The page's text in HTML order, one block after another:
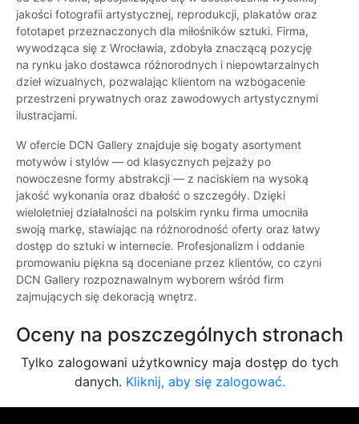
jakości fotografii artystycznej, reprodukcji, plakatów oraz
fototapet przeznaczonych dla miłośników sztuki. Firma,
wywodząca się z Wrocławia, zdobyła znaczącą pozycję
na rynku jako dostawca różnorodnych i niepowtarzalnych
dzieł wizualnych, pozwalając klientom na wzbogacenie
przestrzeni prywatnych oraz zawodowych artystycznymi
ilustracjami.
W ofercie DCN Gallery znajduje się bogaty asortyment
motywów i stylów — od klasycznych pejzaży po
nowoczesne formy abstrakcji — z naciskiem na wysoką
jakość wykonania oraz dbałość o szczegóły. Dzięki
wieloletniej działalności na polskim rynku firma umocniła
swoją markę, stawiając na różnorodność oferty oraz łatwy
dostęp do sztuki w internecie. Profesjonalizm i oddanie
promowaniu piękna są doceniane przez klientów, co czyni
DCN Gallery rozpoznawalnym wyborem wśród firm
zajmujących się dekoracją wnętrz.
Oceny na poszczególnych stronach
Tylko zalogowani użytkownicy maja dostęp do tych
danych. Kliknij, aby się zalogować.